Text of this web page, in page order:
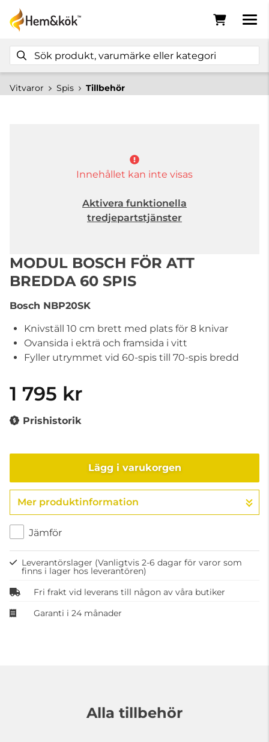
Vitvaror Spis Tillbehör
Innehållet kan inte visas
Aktivera funktionella
tredjepartstjänster
MODUL BOSCH FÖR ATT
BREDDA 60 SPIS
Bosch NBP20SK
Knivställ 10 cm brett med plats för 8 knivar
Ovansida i ekträ och framsida i vitt
Fyller utrymmet vid 60-spis till 70-spis bredd
1 795 kr
Prishistorik
Lägg i varukorgen
Gå till kassan
Mer produktinformation
Jämför
Leverantörslager (Vanligtvis 2-6 dagar för varor som
finns i lager hos leverantören)
Fri frakt vid leverans till någon av våra butiker
Garanti i 24 månader
Alla tillbehör